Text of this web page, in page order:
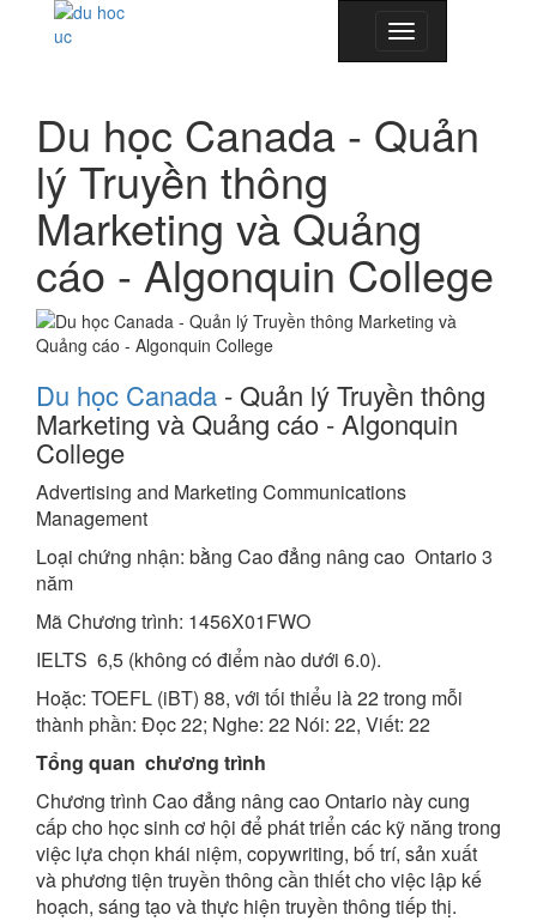
Toggle
navigation
Du học Canada - Quản
lý Truyền thông
Marketing và Quảng
cáo - Algonquin College
Du học Canada - Quản lý Truyền thông
Marketing và Quảng cáo - Algonquin
College
Advertising and Marketing Communications
Management
Loại chứng nhận: bằng Cao đẳng nâng cao Ontario 3
năm
Mã Chương trình: 1456X01FWO
IELTS 6,5 (không có điểm nào dưới 6.0).
Hoặc: TOEFL (iBT) 88, với tối thiểu là 22 trong mỗi
thành phần: Đọc 22; Nghe: 22 Nói: 22, Viết: 22
Tổng quan chương trình
Chương trình Cao đẳng nâng cao Ontario này cung
cấp cho học sinh cơ hội để phát triển các kỹ năng trong
việc lựa chọn khái niệm, copywriting, bố trí, sản xuất
và phương tiện truyền thông cần thiết cho việc lập kế
hoạch, sáng tạo và thực hiện truyền thông tiếp thị.